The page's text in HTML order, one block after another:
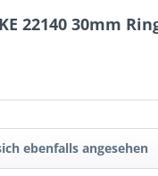
22140 30mm
ebenfalls angesehen